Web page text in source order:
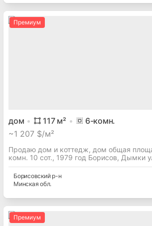
Премиум
дом 117м² 6-комн.
~1 207 $/м²
Продаю дом и коттедж, дом общая
комн. 10 сот., 1979 год Борисов, Дымки
Борисовскийр-н
Минская обл.
Премиум